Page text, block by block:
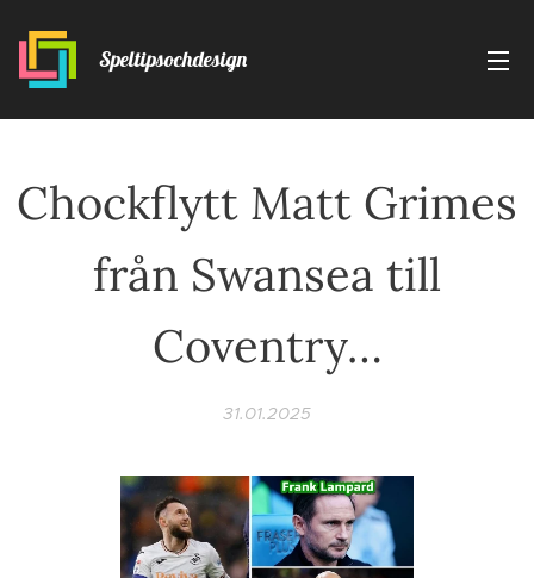
Speltipsochdesign
Chockflytt Matt Grimes
från Swansea till
Coventry…
31.01.2025